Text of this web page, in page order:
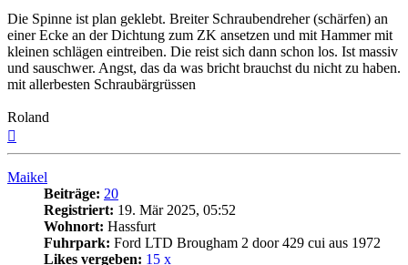
Die Spinne ist plan geklebt. Breiter Schraubendreher (schärfen) an
einer Ecke an der Dichtung zum ZK ansetzen und mit Hammer mit
kleinen schlägen eintreiben. Die reist sich dann schon los. Ist massiv
und sauschwer. Angst, das da was bricht brauchst du nicht zu haben.
mit allerbesten Schraubärgrüssen
Roland
Maikel
Beiträge: 20
Registriert: 19. Mär 2025, 05:52
Wohnort: Hassfurt
Fuhrpark: Ford LTD Brougham 2 door 429 cui aus 1972
Likes vergeben: 15 x